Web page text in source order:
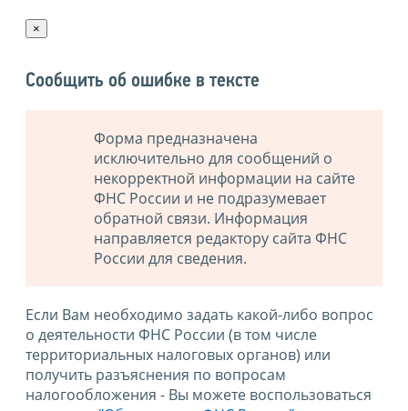
×
Сообщить об ошибке в тексте
Форма предназначена
исключительно для сообщений о
некорректной информации на сайте
ФНС России и не подразумевает
обратной связи. Информация
направляется редактору сайта ФНС
России для сведения.
Если Вам необходимо задать какой-либо вопрос
о деятельности ФНС России (в том числе
территориальных налоговых органов) или
получить разъяснения по вопросам
налогообложения - Вы можете воспользоваться